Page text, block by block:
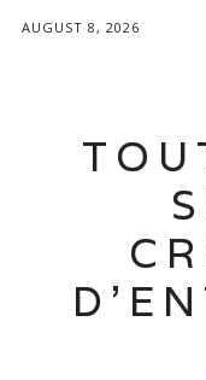
AUGUST 8, 2026